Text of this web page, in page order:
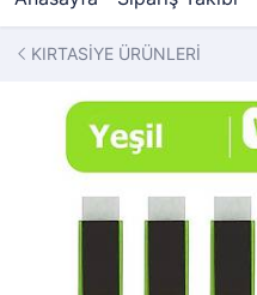
KIRTASİYE ÜRÜNLERİ